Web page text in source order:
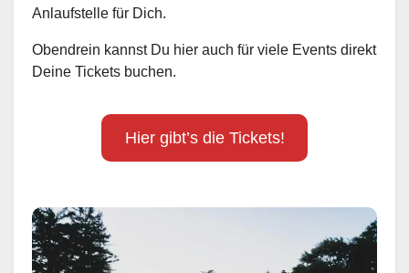
Anlaufstelle für Dich.
Obendrein kannst Du hier auch für viele Events direkt
Deine Tickets buchen.
Hier gibt’s die Tickets!